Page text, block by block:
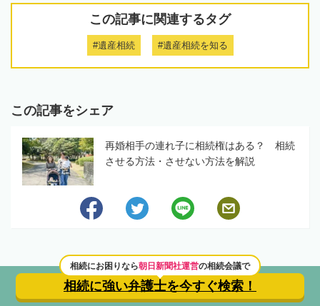
この記事に関連するタグ
#遺産相続 #遺産相続を知る
この記事をシェア
再婚相手の連れ子に相続権はある？ 相続
させる方法・させない方法を解説
カテゴリートップへ
相続にお困りなら朝日新聞社運営の相続会議で
相続に強い弁護士を今すぐ検索！